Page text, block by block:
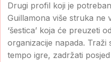
Drugi profil koji je
Guillamona više struka ne
‘šestica’ koja će preuzeti
organizacije napada. Traži
tempo igre, zadržati